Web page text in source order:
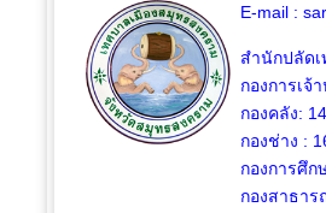
E-mail :
สำนักปลัด
กองการเจ้
กองคลัง:
กองช่าง :
กองการศึก
กองสาธา